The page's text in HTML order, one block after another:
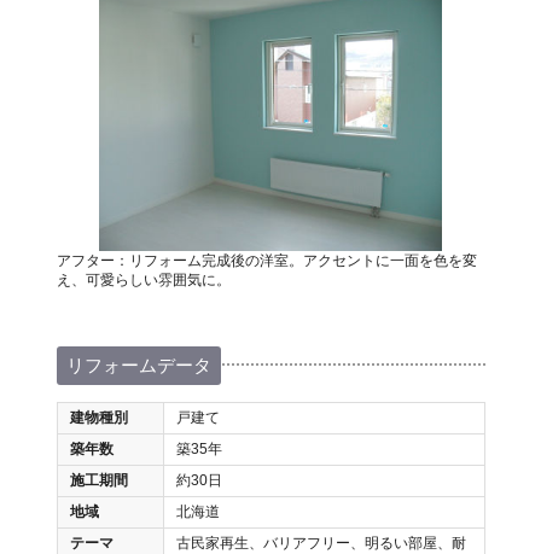
アフター：リフォーム完成後の洋室。アクセントに一面を色を変
え、可愛らしい雰囲気に。
リフォームデータ
建物種別
戸建て
築年数
築35年
施工期間
約30日
地域
北海道
テーマ
古民家再生、バリアフリー、明るい部屋、耐